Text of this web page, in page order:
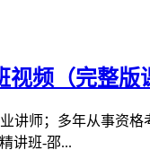
频（完整版
讲师；多年从事资
讲班-邵...